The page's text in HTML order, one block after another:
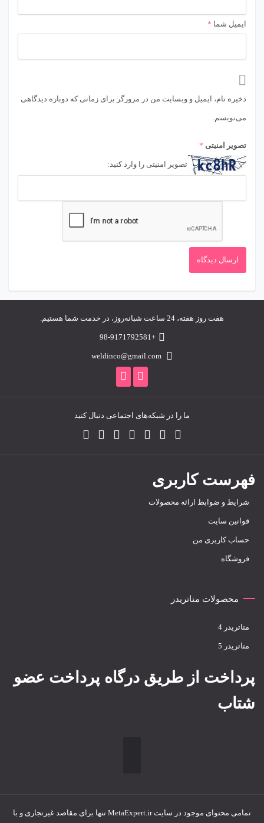
ایمیل شما *
ذخیره نام، ایمیل و وبسایت من در مرورگر برای زمانی که دوباره دیدگاهی
می‌نویسم.
تصویر امنیتی *
تصویر امنیتی را وارد کنید:
هفت روز هفته، 24 ساعت شبانه‌روز، در خدمت شما هستیم.
+98-9171792581
weldinco@gmail.com
ما را در شبکه‌های اجتماعی دنبال کنید
فهرست کاربری
شرایط و ضوابط ارائه محصولات
قوانین سایت
حساب کاربری من
فروشگاه
محصولات متاتریدر
متاتريدر 4
متاتريدر 5
پرداخت از طریق درگاه پرداخت عضو
شتاب
تمامی محتوای موجود در سایت MetaExpert.ir تنها برای مقاصد غیرتجاری و با